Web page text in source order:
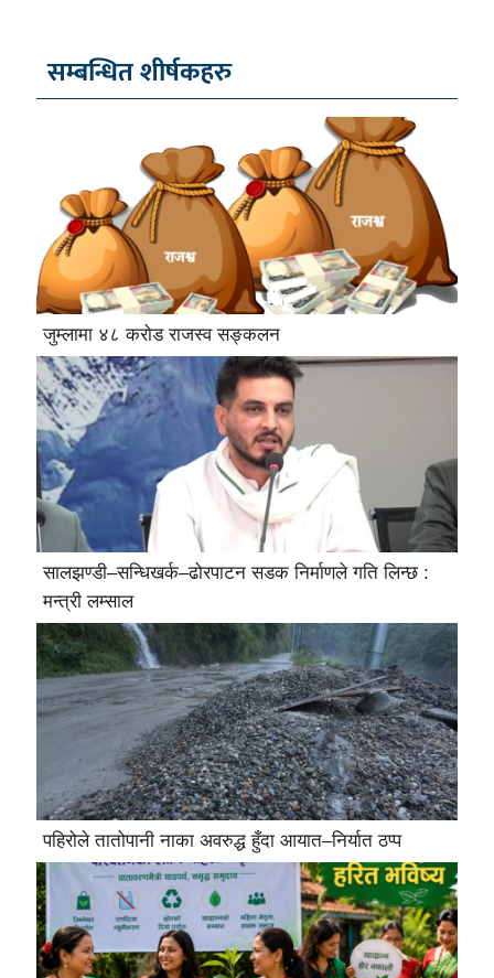
सम्बन्धित शीर्षकहरु
जुम्लामा ४८ करोड राजस्व सङ्कलन
सालझण्डी–सन्धिखर्क–ढोरपाटन सडक निर्माणले गति लिन्छ :
मन्त्री लम्साल
पहिरोले तातोपानी नाका अवरुद्ध हुँदा आयात–निर्यात ठप्प